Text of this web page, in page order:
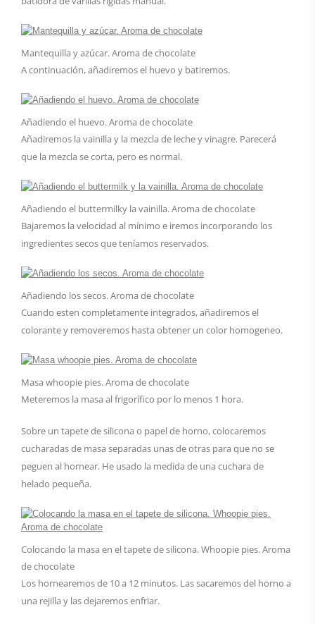
Mantequilla y azúcar. Aroma de chocolate
A continuación, añadiremos el huevo y batiremos.
Añadiendo el huevo. Aroma de chocolate
Añadiremos la vainilla y la mezcla de leche y vinagre. Parecerá
que la mezcla se corta, pero es normal.
Añadiendo el buttermilky la vainilla. Aroma de chocolate
Bajaremos la velocidad al mínimo e iremos incorporando los
ingredientes secos que teníamos reservados.
Añadiendo los secos. Aroma de chocolate
Cuando esten completamente integrados, añadiremos el
colorante y removeremos hasta obtener un color homogeneo.
Masa whoopie pies. Aroma de chocolate
Meteremos la masa al frigorífico por lo menos 1 hora.
Sobre un tapete de silicona o papel de horno, colocaremos
cucharadas de masa separadas unas de otras para que no se
peguen al hornear. He usado la medida de una cuchara de
helado pequeña.
Colocando la masa en el tapete de silicona. Whoopie pies. Aroma
de chocolate
Los hornearemos de 10 a 12 minutos. Las sacaremos del horno a
una rejilla y las dejaremos enfriar.